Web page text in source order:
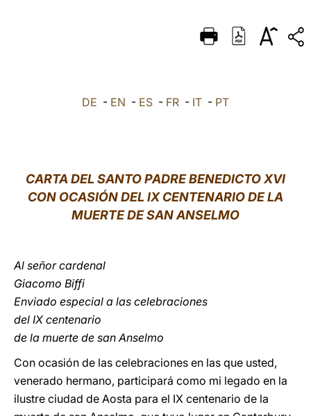
DEUTSCH
العربيّة DE - EN - ES - FR - IT - PT
CARTA DEL SANTO PADRE BENEDICTO XVI
CON OCASIÓN DEL IX CENTENARIO DE LA
MUERTE DE SAN ANSELMO
Al señor cardenal
Giacomo Biffi
Enviado especial a las celebraciones
del IX centenario
de la muerte de san Anselmo
Con ocasión de las celebraciones en las que usted,
venerado hermano, participará como mi legado en la
ilustre ciudad de Aosta para el IX centenario de la